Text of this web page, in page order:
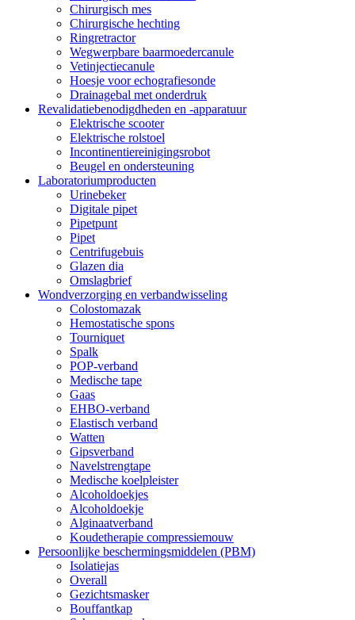
Chirurgisch mes
Chirurgische hechting
Ringretractor
Wegwerpbare baarmoedercanule
Vetinjectiecanule
Hoesje voor echografiesonde
Drainagebal met onderdruk
Revalidatiebenodigdheden en -apparatuur
Elektrische scooter
Elektrische rolstoel
Incontinentiereinigingsrobot
Beugel en ondersteuning
Laboratoriumproducten
Urinebeker
Digitale pipet
Pipetpunt
Pipet
Centrifugebuis
Glazen dia
Omslagbrief
Wondverzorging en verbandwisseling
Colostomazak
Hemostatische spons
Tourniquet
Spalk
POP-verband
Medische tape
Gaas
EHBO-verband
Elastisch verband
Watten
Gipsverband
Navelstrengtape
Medische koelpleister
Alcoholdoekjes
Alcoholdoekje
Alginaatverband
Koudetherapie compressiemouw
Persoonlijke beschermingsmiddelen (PBM)
Isolatiejas
Overall
Gezichtsmasker
Bouffantkap